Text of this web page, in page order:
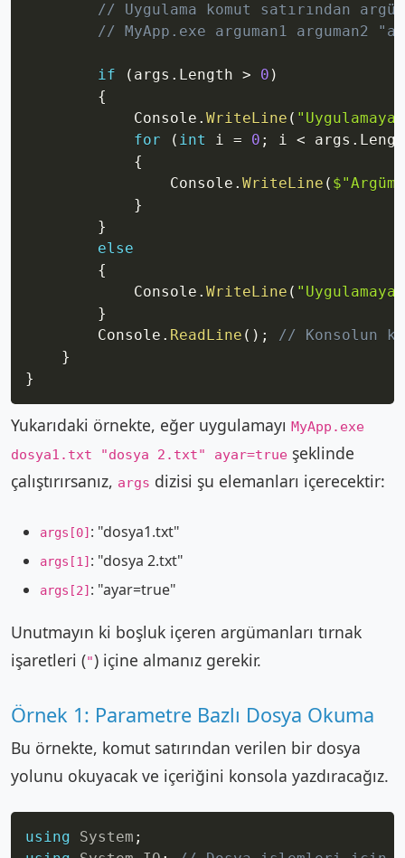
// Uygulama komut satırından
// MyApp.exe arguman1 arguman2
if ( args . Length > 0 )
{
            Console
. WriteLine (
for
( int i = 0 ; i < args .
{
                Console
. WriteLine (
}
}
else
{
            Console
. WriteLine (
}
        Console
. ReadLine ( ) ;
// Konsolun
}
}
Yukarıdaki örnekte, eğer uygulamayı MyApp.exe
dosya1.txt "dosya 2.txt" ayar=true şeklinde
çalıştırırsanız, args dizisi şu elemanları içerecektir:
args[0] : "dosya1.txt"
args[1] : "dosya 2.txt"
args[2] : "ayar=true"
Unutmayın ki boşluk içeren argümanları tırnak
işaretleri (") içine almanız gerekir.
Örnek 1: Parametre Bazlı Dosya Okuma
Bu örnekte, komut satırından verilen bir dosya
yolunu okuyacak ve içeriğini konsola yazdıracağız.
using System ;